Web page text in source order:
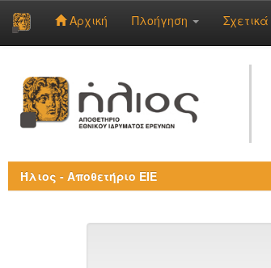
navigation
Αρχική Πλοήγηση Σχετικά
Ήλιος - Αποθετήριο ΕΙΕ